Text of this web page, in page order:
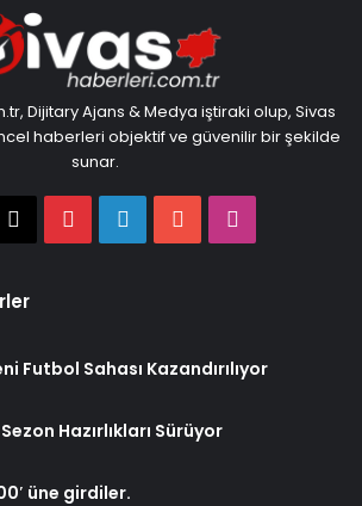
Dijitary Ajans & Medya iştiraki olup, Sivas
haberleri objektif ve güvenilir bir şekilde
sunar.
X PinterestLinkedInYouTube
Futbol Sahası Kazandırılıyor
Hazırlıkları Sürüyor
üne girdiler.